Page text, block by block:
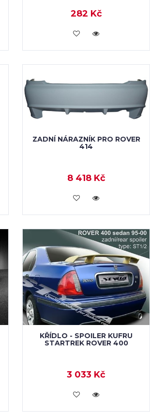
282 Kč
VLOŽIT DO KOŠÍKU
ZADNÍ NÁRAZNÍK PRO ROVER
414
8 418 Kč
VLOŽIT DO KOŠÍKU
KŘÍDLO - SPOILER KUFRU
STARTREK ROVER 400
3 033 Kč
VLOŽIT DO KOŠÍKU